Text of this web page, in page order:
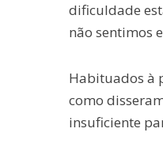
dificuldade
não sentimos
Habituados à
como
insuficiente